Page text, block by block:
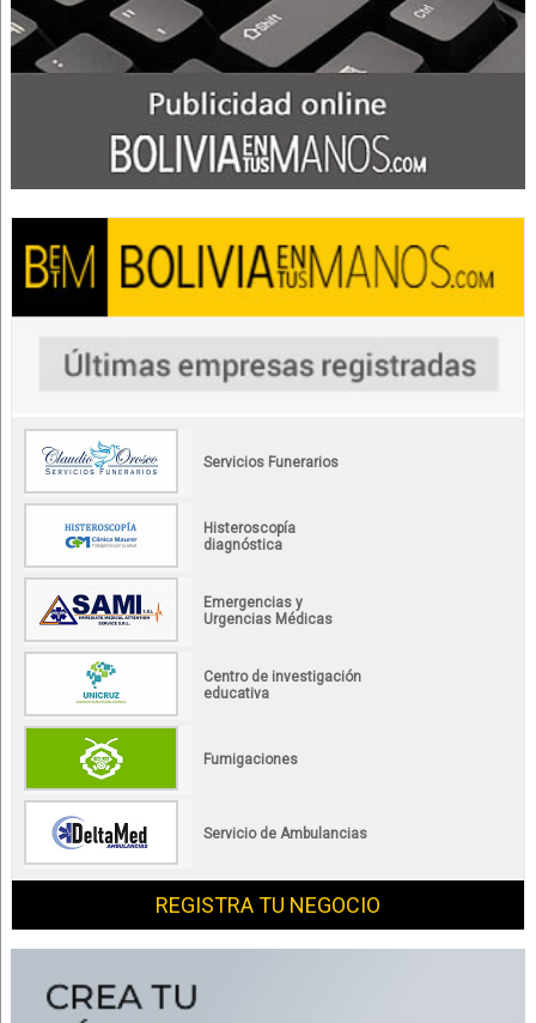
Servicios Funerarios
Histeroscopía
diagnóstica
Emergencias y
Urgencias Médicas
Centro de investigación
educativa
Fumigaciones
Servicio de Ambulancias
REGISTRA TU NEGOCIO